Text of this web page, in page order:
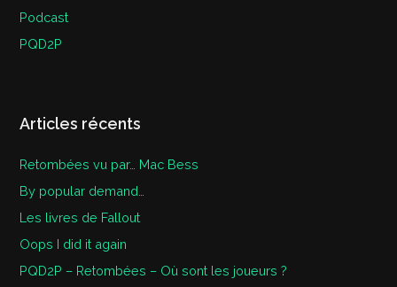
Podcast
PQD2P
Articles récents
Retombées vu par… Mac Bess
By popular demand…
Les livres de Fallout
Oops I did it again
PQD2P – Retombées – Où sont les joueurs ?